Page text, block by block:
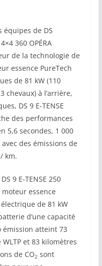
équipes de DS
360 OPÉRA
de la technologie de
essence PureTech
de 81 kW (110
chevaux) à l’arrière,
DS 9 E-TENSE
des performances
5,6 secondes, 1 000
des émissions de
km.
9 E-TENSE 250
moteur essence
de 81 kW
d’une capacité
émission atteint 73
et 83 kilomètres
de CO2 sont